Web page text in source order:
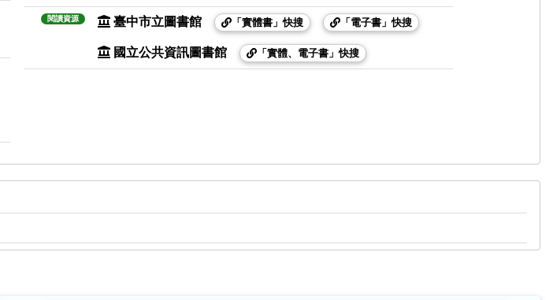
閱讀資源 臺中市立圖書館 「實體書」快搜 「電子書」快搜
國立公共資訊圖書館 「實體、電子書」快搜